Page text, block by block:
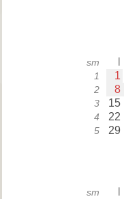
sm
1 1
2 8
3 15
4 22
5 29
sm